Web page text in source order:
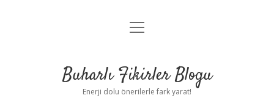
Anasayfa
Yasal Uyarı
menüyü
Buharlı Fikirler Blogu
Enerji dolu önerilerle fark yarat!